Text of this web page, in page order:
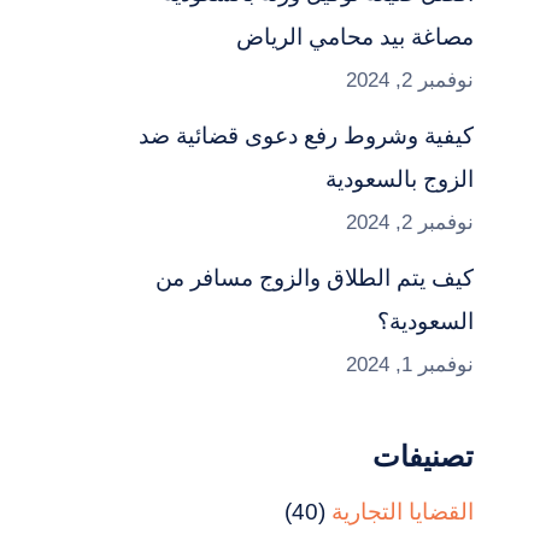
مصاغة بيد محامي الرياض
نوفمبر 2, 2024
كيفية وشروط رفع دعوى قضائية ضد
الزوج بالسعودية
نوفمبر 2, 2024
كيف يتم الطلاق والزوج مسافر من
السعودية؟
نوفمبر 1, 2024
تصنيفات
القضايا التجارية (40)